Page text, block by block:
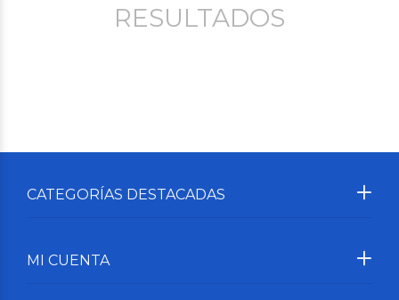
RESULTADOS
CATEGORÍAS DESTACADAS
MI CUENTA